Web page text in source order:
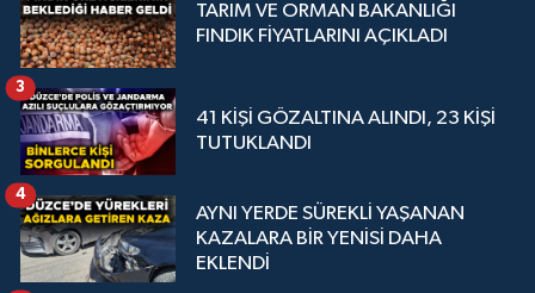
TARIM VE ORMAN BAKANLIĞI
FINDIK FİYATLARINI AÇIKLADI
41 KİŞİ GÖZALTINA ALINDI, 23 KİŞİ
TUTUKLANDI
3
AYNI YERDE SÜREKLİ YAŞANAN
KAZALARA BİR YENİSİ DAHA
EKLENDİ
4